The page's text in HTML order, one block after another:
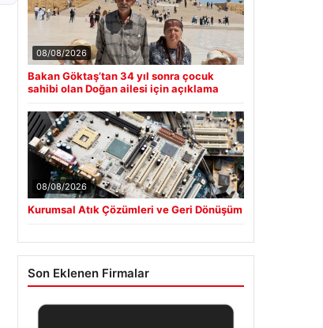
08/08/2026
Bakan Göktaş’tan 34 yıl sonra çocuk
sahibi olan Doğan ailesi için açıklama
08/08/2026
Kurumsal Atık Çözümleri ve Geri Dönüşüm
Son Eklenen Firmalar